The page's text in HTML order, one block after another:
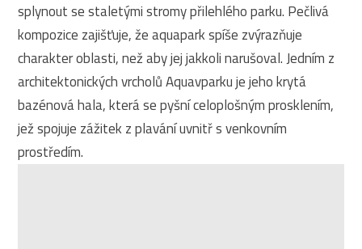
splynout se staletými stromy přilehlého parku. Pečlivá
kompozice zajišťuje, že aquapark spíše zvýrazňuje
charakter oblasti, než aby jej jakkoli narušoval. Jedním z
architektonických vrcholů Aquavparku je jeho krytá
bazénová hala, která se pyšní celoplošným prosklením,
jež spojuje zážitek z plavání uvnitř s venkovním
prostředím.